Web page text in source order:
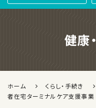
健康
ホーム くらし・手続き
者在宅ターミナルケア支援事業